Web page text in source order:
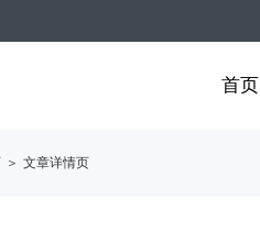
首页
＞ 文章详情页